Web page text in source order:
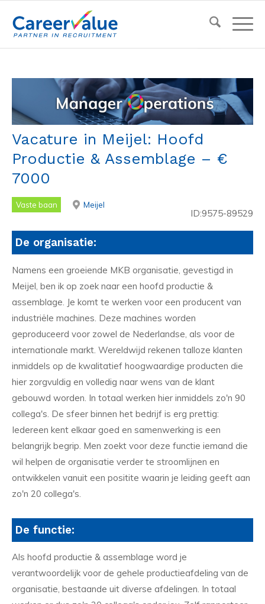
Vacature in Meijel: Hoofd
Productie & Assemblage – €
7000
Vaste baan Meijel
ID:9575-89529
De organisatie:
Namens een groeiende MKB organisatie, gevestigd in
Meijel, ben ik op zoek naar een hoofd productie &
assemblage. Je komt te werken voor een producent van
industriële machines. Deze machines worden
geproduceerd voor zowel de Nederlandse, als voor de
internationale markt. Wereldwijd rekenen talloze klanten
inmiddels op de kwalitatief hoogwaardige producten die
hier zorgvuldig en volledig naar wens van de klant
gebouwd worden. In totaal werken hier inmiddels zo'n 90
collega's. De sfeer binnen het bedrijf is erg prettig:
Iedereen kent elkaar goed en samenwerking is een
belangrijk begrip. Men zoekt voor deze functie iemand die
wil helpen de organisatie verder te stroomlijnen en
ontwikkelen vanuit een positite waarin je leiding geeft aan
zo'n 20 collega's.
De functie:
Als hoofd productie & assemblage word je
verantwoordelijk voor de gehele productieafdeling van de
organisatie, bestaande uit diverse afdelingen. In totaal